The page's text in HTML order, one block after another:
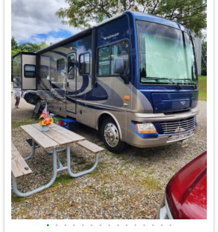
• • • • • • • • • • • • • • •